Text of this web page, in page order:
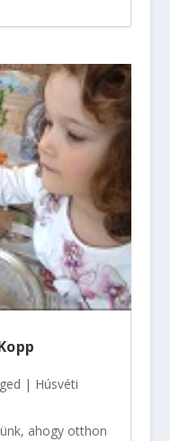
| Húsvéti
ahogy otthon